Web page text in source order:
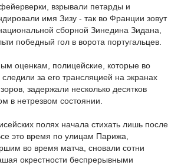
взрывали петарды и
имя Зизу - так во Франции зовут
сборной Зинедина Зидана,
победный гол в ворота португальцев.
оценкам, полицейские, которые во
за его трансляцией на экранах
задержали несколько десятков
в нетрезвом состоянии.
полях начала стихать лишь после
это время по улицам Парижа,
во время матча, сновали сотни
окрестности беспрерывными